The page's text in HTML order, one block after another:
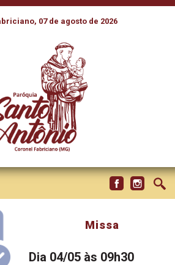
07 de agosto de 2026
Missa
Dia 04/05 às 09h30